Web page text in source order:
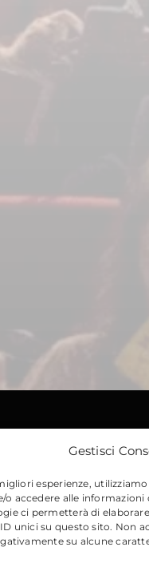
Gestisci
esperienze,
o accedere alle informazioni
ci permetterà di
unici su questo sito. Non
su alcune